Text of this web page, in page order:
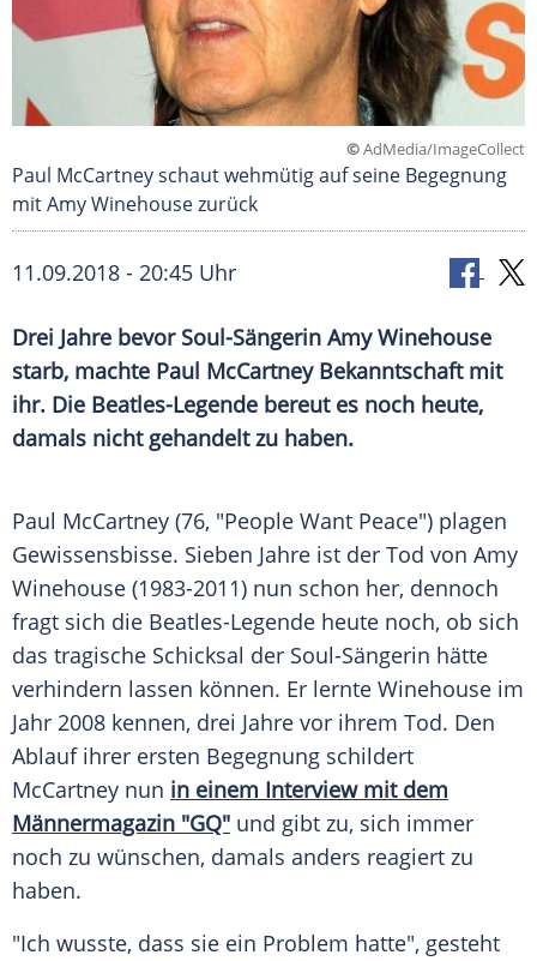
©AdMedia/ImageCollect
Paul McCartney schaut wehmütig auf seine Begegnung
mit Amy Winehouse zurück
11.09.2018 - 20:45 Uhr
Drei Jahre bevor Soul-Sängerin Amy Winehouse
starb, machte Paul McCartneyBekanntschaft mit
ihr. Die Beatles-Legende bereut es noch heute,
damals nicht gehandelt zu haben.
Paul McCartney (76, "People Want Peace") plagen
Gewissensbisse. Sieben Jahre ist der Tod von Amy
Winehouse (1983-2011) nun schon her, dennoch
fragt sich die Beatles-Legende heute noch, ob sich
das tragische Schicksal der Soul-Sängerin hätte
verhindern lassen können. Er lernte Winehouse im
Jahr 2008 kennen, drei Jahre vor ihrem Tod. Den
Ablauf ihrer ersten Begegnung schildert
McCartney nun in einem Interview mit dem
Männermagazin "GQ" und gibt zu, sich immer
noch zu wünschen, damals anders reagiert zu
haben.
"Ich wusste, dass sie ein Problem hatte", gesteht